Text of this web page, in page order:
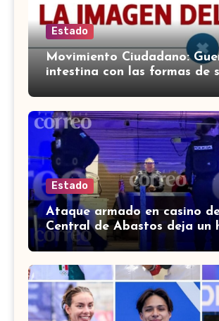
Estado
Movimiento Ciudadano:
intestina con las formas de
Estado
Ataque armado en casino
Central de Abastos deja un
muerto en León